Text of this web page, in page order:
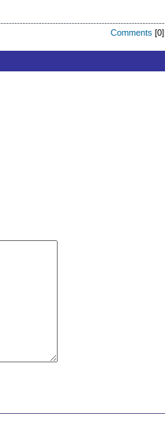
Comments [0] |